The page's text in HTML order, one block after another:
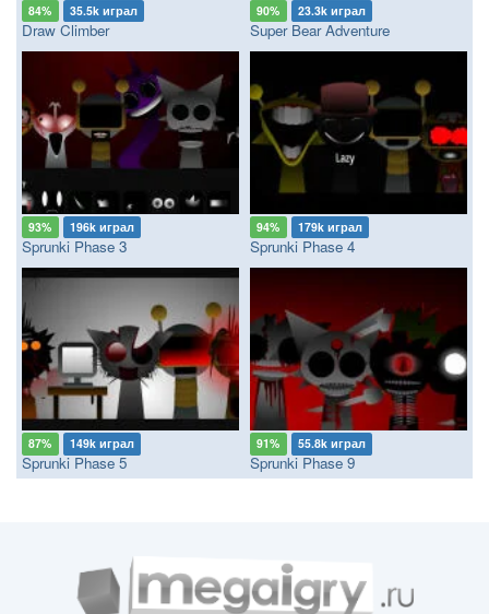
84% 35.5k играл
Draw Climber
90% 23.3k играл
Super Bear Adventure
93% 196k играл
Sprunki Phase 3
94% 179k играл
Sprunki Phase 4
87% 149k играл
Sprunki Phase 5
91% 55.8k играл
Sprunki Phase 9